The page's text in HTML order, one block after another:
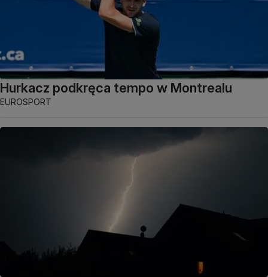
Hurkacz podkręca tempo w Montrealu
EUROSPORT